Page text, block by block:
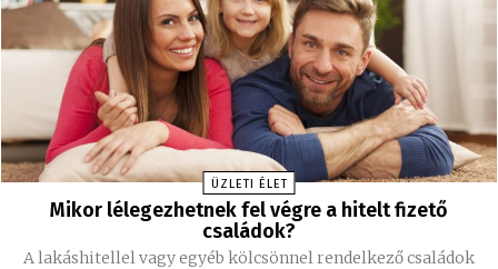
ÜZLETI ÉLET
Mikor lélegezhetnek fel végre a hitelt fizető
családok?
A lakáshitellel vagy egyéb kölcsönnel rendelkező családok